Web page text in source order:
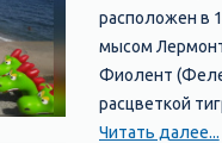
расположен в
мысом
Фиолент
расцветкой
долгом
Читать далее...